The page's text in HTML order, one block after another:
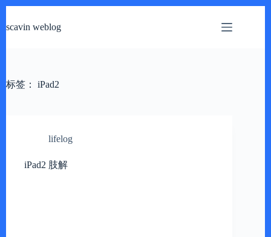
过
scavin weblog
标签： iPad2
lifelog
iPad2 肢解